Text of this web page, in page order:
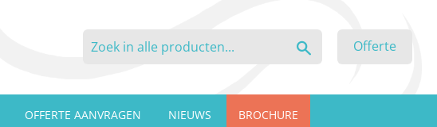
Offerte
OFFERTE AANVRAGEN NIEUWS BROCHURE